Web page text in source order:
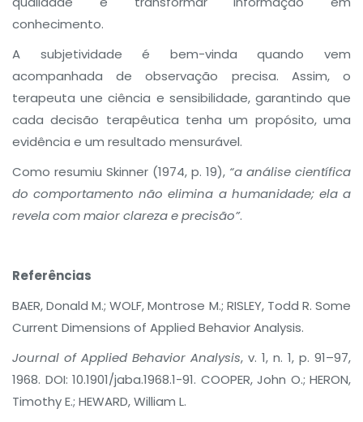
conhecimento.
A subjetividade é bem-vinda quando vem
acompanhada de observação precisa. Assim, o
terapeuta une ciência e sensibilidade, garantindo que
cada decisão terapêutica tenha um propósito, uma
evidência e um resultado mensurável.
Como resumiu Skinner (1974, p. 19), “a análise científica
do comportamento não elimina a humanidade; ela a
revela com maior clareza e precisão”.
Referências
BAER, Donald M.; WOLF, Montrose M.; RISLEY, Todd R. Some
Current Dimensions of Applied Behavior Analysis.
Journal of Applied Behavior Analysis, v. 1, n. 1, p. 91–97,
1968. DOI: 10.1901/jaba.1968.1-91. COOPER, John O.; HERON,
Timothy E.; HEWARD, William L.